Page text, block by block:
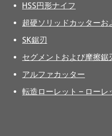
HSS円形ナイフ
超硬ソリッドカッターお
SK鋸刃
セグメントおよび摩擦鋸
アルファカッター
転造ローレット – ローレ